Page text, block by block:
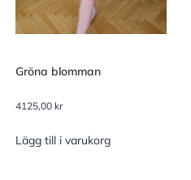
Gröna blomman
4125,00 kr
Lägg till i varukorg